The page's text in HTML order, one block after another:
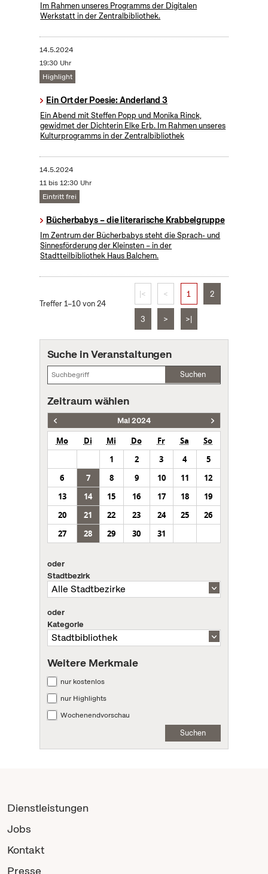
Im Rahmen unseres Programms der Digitalen
Werkstatt in der Zentralbibliothek.
14.5.2024
19:30 Uhr
Highlight
Ein Ort der Poesie: Anderland 3
Ein Abend mit Steffen Popp und Monika Rinck,
gewidmet der Dichterin Elke Erb. Im Rahmen unseres
Kulturprogramms in der Zentralbibliothek
14.5.2024
11 bis 12:30 Uhr
Eintritt frei
Bücherbabys – die literarische Krabbelgruppe
Im Zentrum der Bücherbabys steht die Sprach- und
Sinnesförderung der Kleinsten – in der
Stadtteilbibliothek Haus Balchem.
Treffer 1–10 von 24
|< < 1 2
3 > >|
Suche in Veranstaltungen
Suchen
Zeitraum wählen
Mai 2024
Mo Di Mi Do Fr Sa
So
1
2 3 4
5
6
7 8 9 10 11
12
13
14 15 16 17 18
19
20
21 22 23 24 25
26
27
28 29 30 31
oder
Stadtbezirk
oder
Kategorie
Weitere Merkmale
nur kostenlos
nur Highlights
Wochenendvorschau
Suchen
Dienstleistungen
Jobs
Kontakt
Presse